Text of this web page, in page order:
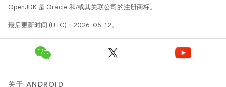
OpenJDK 是 Oracle 和/或其关联公司的注册商标。
最后更新时间 (UTC)：2026-05-12。
关于 ANDROID